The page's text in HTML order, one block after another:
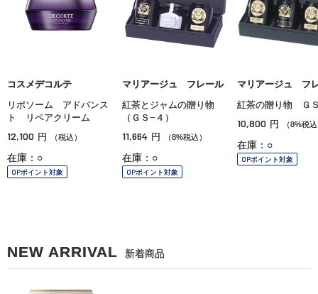
コスメデコルテ
リポソーム アドバンス
ト リペアクリーム
12,100 円 （税込）
在庫：○
OPポイント対象
マリアージュ フレール
紅茶とジャムの贈り物
（ＧＳ−４）
11,664 円 （8%税込）
在庫：○
OPポイント対象
マリアージュ フ
紅茶の贈り物 Ｇ
10,800 円 （8%税
在庫：○
OPポイント対象
NEW ARRIVAL 新着商品